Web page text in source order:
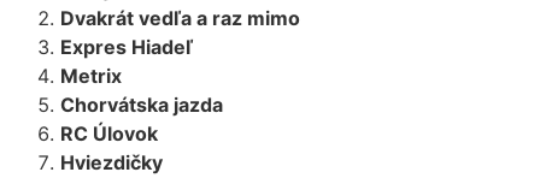
Dvakrát vedľa a raz mimo
Expres Hiadeľ
Metrix
Chorvátska jazda
RC Úlovok
Hviezdičky